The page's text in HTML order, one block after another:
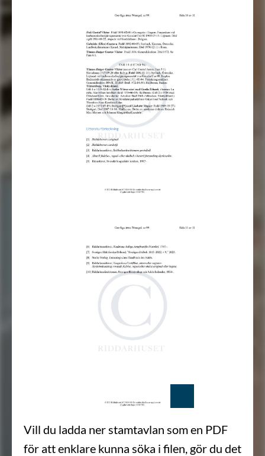
Vill du ladda ner stamtavlan som en PDF
för att enklare kunna söka i filen, gör du det